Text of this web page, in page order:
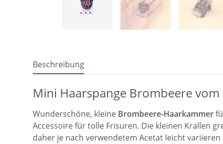
Beschreibung
Mini Haarspange Brombeere
Wunderschöne, kleine Brombeere-Haarkammer
Accessoire für tolle Frisuren. Die kleinen Krallen
daher je nach verwendetem Acetat leicht variieren